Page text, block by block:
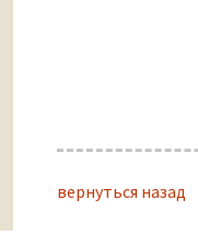
вернуться назад